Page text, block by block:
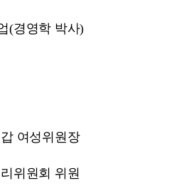
(경영학 박사)
여성위원장
위원회 위원